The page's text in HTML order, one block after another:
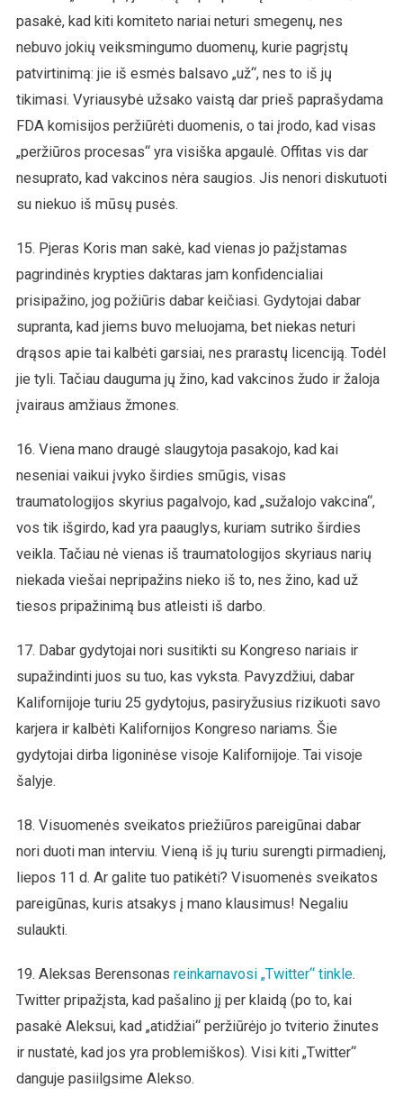
pasakė, kad kiti komiteto nariai neturi smegenų, nes
nebuvo jokių veiksmingumo duomenų, kurie pagrįstų
patvirtinimą: jie iš esmės balsavo „už“, nes to iš jų
tikimasi. Vyriausybė užsako vaistą dar prieš paprašydama
FDA komisijos peržiūrėti duomenis, o tai įrodo, kad visas
„peržiūros procesas“ yra visiška apgaulė. Offitas vis dar
nesuprato, kad vakcinos nėra saugios. Jis nenori diskutuoti
su niekuo iš mūsų pusės.
15. Pjeras Koris man sakė, kad vienas jo pažįstamas
pagrindinės krypties daktaras jam konfidencialiai
prisipažino, jog požiūris dabar keičiasi. Gydytojai dabar
supranta, kad jiems buvo meluojama, bet niekas neturi
drąsos apie tai kalbėti garsiai, nes prarastų licenciją. Todėl
jie tyli. Tačiau dauguma jų žino, kad vakcinos žudo ir žaloja
įvairaus amžiaus žmones.
16. Viena mano draugė slaugytoja pasakojo, kad kai
neseniai vaikui įvyko širdies smūgis, visas
traumatologijos skyrius pagalvojo, kad „sužalojo vakcina“,
vos tik išgirdo, kad yra paauglys, kuriam sutriko širdies
veikla. Tačiau nė vienas iš traumatologijos skyriaus narių
niekada viešai nepripažins nieko iš to, nes žino, kad už
tiesos pripažinimą bus atleisti iš darbo.
17. Dabar gydytojai nori susitikti su Kongreso nariais ir
supažindinti juos su tuo, kas vyksta. Pavyzdžiui, dabar
Kalifornijoje turiu 25 gydytojus, pasiryžusius rizikuoti savo
karjera ir kalbėti Kalifornijos Kongreso nariams. Šie
gydytojai dirba ligoninėse visoje Kalifornijoje. Tai visoje
šalyje.
18. Visuomenės sveikatos priežiūros pareigūnai dabar
nori duoti man interviu. Vieną iš jų turiu surengti pirmadienį,
liepos 11 d. Ar galite tuo patikėti? Visuomenės sveikatos
pareigūnas, kuris atsakys į mano klausimus! Negaliu
sulaukti.
19. Aleksas Berensonas reinkarnavosi „Twitter“ tinkle.
Twitter pripažįsta, kad pašalino jį per klaidą (po to, kai
pasakė Aleksui, kad „atidžiai“ peržiūrėjo jo tviterio žinutes
ir nustatė, kad jos yra problemiškos). Visi kiti „Twitter“
danguje pasiilgsime Alekso.